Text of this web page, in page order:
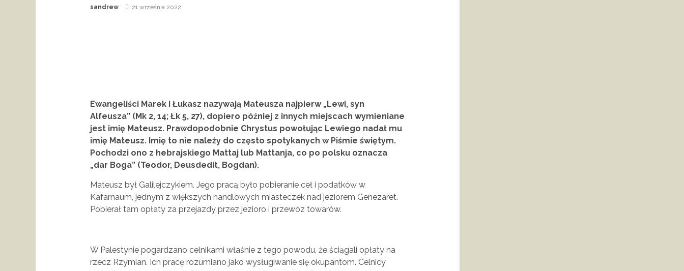
sandrew 21 września 2022
Ewangeliści Marek i Łukasz nazywają Mateusza najpierw „Lewi, syn
Alfeusza” (Mk 2, 14; Łk 5, 27), dopiero później z innych miejscach wymieniane
jest imię Mateusz. Prawdopodobnie Chrystus powołując Lewiego nadał mu
imię Mateusz. Imię to nie należy do często spotykanych w Piśmie świętym.
Pochodzi ono z hebrajskiego Mattaj lub Mattanja, co po polsku oznacza
„dar Boga” (Teodor, Deusdedit, Bogdan).
Mateusz był Galilejczykiem. Jego pracą było pobieranie ceł i podatków w
Kafarnaum, jednym z większych handlowych miasteczek nad jeziorem Genezaret.
Pobierał tam opłaty za przejazdy przez jezioro i przewóz towarów.
W Palestynie pogardzano celnikami właśnie z tego powodu, że ściągali opłaty na
rzecz Rzymian. Ich pracę rozumiano jako wysługiwanie się okupantom. Celnicy